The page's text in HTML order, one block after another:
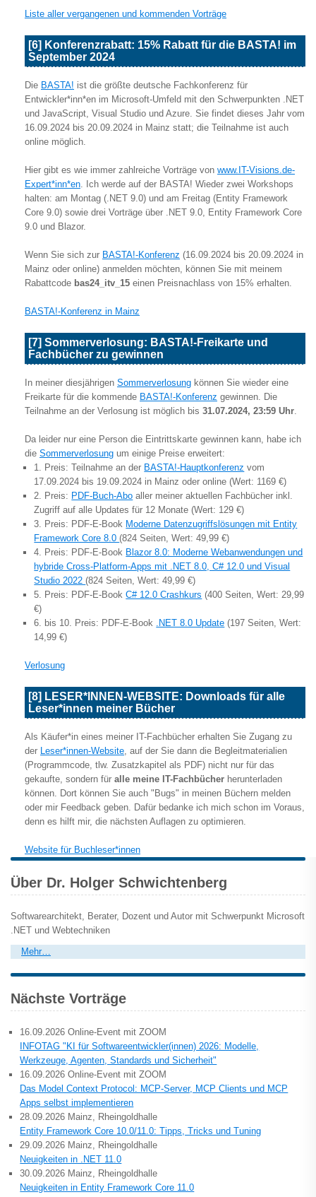
Liste aller vergangenen und kommenden Vorträge
[6] Konferenzrabatt: 15% Rabatt für die BASTA! im
September 2024
Die BASTA! ist die größte deutsche Fachkonferenz für
Entwickler*inn*en im Microsoft-Umfeld mit den Schwerpunkten .NET
und JavaScript, Visual Studio und Azure. Sie findet dieses Jahr vom
16.09.2024 bis 20.09.2024 in Mainz statt; die Teilnahme ist auch
online möglich.
Hier gibt es wie immer zahlreiche Vorträge von www.IT-Visions.de-
Expert*inn*en. Ich werde auf der BASTA! Wieder zwei Workshops
halten: am Montag (.NET 9.0) und am Freitag (Entity Framework
Core 9.0) sowie drei Vorträge über .NET 9.0, Entity Framework Core
9.0 und Blazor.
Wenn Sie sich zur BASTA!-Konferenz (16.09.2024 bis 20.09.2024 in
Mainz oder online) anmelden möchten, können Sie mit meinem
Rabattcode bas24_itv_15 einen Preisnachlass von 15% erhalten.
BASTA!-Konferenz in Mainz
[7] Sommerverlosung: BASTA!-Freikarte und
Fachbücher zu gewinnen
In meiner diesjährigen Sommerverlosung können Sie wieder eine
Freikarte für die kommende BASTA!-Konferenz gewinnen. Die
Teilnahme an der Verlosung ist möglich bis 31.07.2024, 23:59 Uhr.
Da leider nur eine Person die Eintrittskarte gewinnen kann, habe ich
die Sommerverlosung um einige Preise erweitert:
1. Preis: Teilnahme an der BASTA!-Hauptkonferenz vom
17.09.2024 bis 19.09.2024 in Mainz oder online (Wert: 1169 €)
2. Preis: PDF-Buch-Abo aller meiner aktuellen Fachbücher inkl.
Zugriff auf alle Updates für 12 Monate (Wert: 129 €)
3. Preis: PDF-E-Book Moderne Datenzugriffslösungen mit Entity
Framework Core 8.0(824 Seiten, Wert: 49,99 €)
4. Preis: PDF-E-Book Blazor 8.0: Moderne Webanwendungen und
hybride Cross-Platform-Apps mit .NET 8.0, C# 12.0 und Visual
Studio 2022(824 Seiten, Wert: 49,99 €)
5. Preis: PDF-E-BookC# 12.0 Crashkurs (400 Seiten, Wert: 29,99
€)
6. bis 10. Preis: PDF-E-Book .NET 8.0 Update (197 Seiten, Wert:
14,99 €)
Verlosung
[8] LESER*INNEN-WEBSITE: Downloads für alle
Leser*innen meiner Bücher
Als Käufer*in eines meiner IT-Fachbücher erhalten Sie Zugang zu
der Leser*innen-Website, auf der Sie dann die Begleitmaterialien
(Programmcode, tlw. Zusatzkapitel als PDF) nicht nur für das
gekaufte, sondern für alle meine IT-Fachbücher herunterladen
können. Dort können Sie auch "Bugs" in meinen Büchern melden
oder mir Feedback geben. Dafür bedanke ich mich schon im Voraus,
denn es hilft mir, die nächsten Auflagen zu optimieren.
Website für Buchleser*innen
Über Dr. Holger Schwichtenberg
Softwarearchitekt, Berater, Dozent und Autor mit Schwerpunkt Microsoft
.NET und Webtechniken
Mehr…
Nächste Vorträge
16.09.2026 Online-Event mit ZOOM
INFOTAG "KI für Softwareentwickler(innen) 2026: Modelle,
Werkzeuge, Agenten, Standards und Sicherheit"
16.09.2026 Online-Event mit ZOOM
Das Model Context Protocol: MCP-Server, MCP Clients und MCP
Apps selbst implementieren
28.09.2026 Mainz, Rheingoldhalle
Entity Framework Core 10.0/11.0: Tipps, Tricks und Tuning
29.09.2026 Mainz, Rheingoldhalle
Neuigkeiten in .NET 11.0
30.09.2026 Mainz, Rheingoldhalle
Neuigkeiten in Entity Framework Core 11.0